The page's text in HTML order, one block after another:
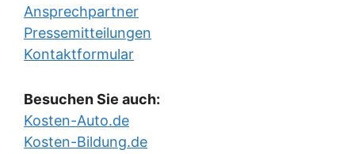
Ansprechpartner
Pressemitteilungen
Kontaktformular
Besuchen Sie auch:
Kosten-Auto.de
Kosten-Bildung.de